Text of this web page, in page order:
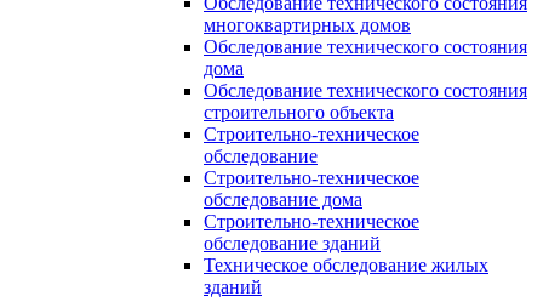
многоквартирных домов
Обследование технического состояния
дома
Обследование технического состояния
строительного объекта
Строительно-техническое
обследование
Строительно-техническое
обследование дома
Строительно-техническое
обследование зданий
Техническое обследование жилых
зданий